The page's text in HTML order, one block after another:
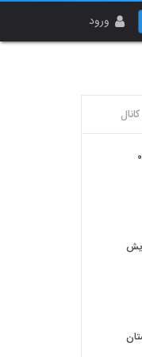
ورود
خلاصه بازی ؛ استقلال ۰ - ۰